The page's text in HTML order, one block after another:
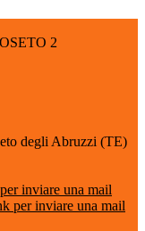
2
degli Abruzzi (TE)
inviare una mail
per inviare una mail